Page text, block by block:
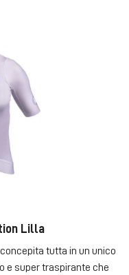
Lilla
tutta in un unico
e super traspirante che